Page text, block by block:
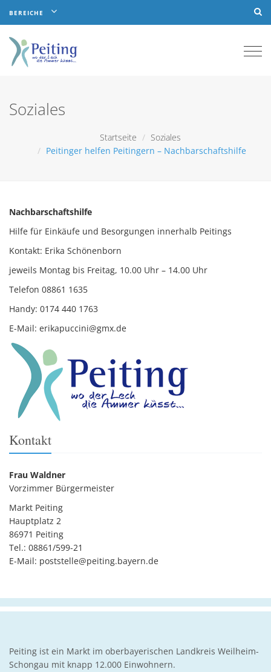
BEREICHE
Soziales
Startseite
Soziales
Peitinger helfen Peitingern – Nachbarschaftshilfe
Nachbarschaftshilfe
Hilfe für Einkäufe und Besorgungen innerhalb Peitings
Kontakt: Erika Schönenborn
jeweils Montag bis Freitag, 10.00 Uhr – 14.00 Uhr
Telefon 08861 1635
Handy: 0174 440 1763
E-Mail: erikapuccini@gmx.de
Kontakt
Frau Waldner
Vorzimmer Bürgermeister
Markt Peiting
Hauptplatz 2
86971 Peiting
Tel.: 08861/599-21
E-Mail: poststelle@peiting.bayern.de
Peiting ist ein Markt im oberbayerischen Landkreis Weilheim-
Schongau mit knapp 12.000 Einwohnern.